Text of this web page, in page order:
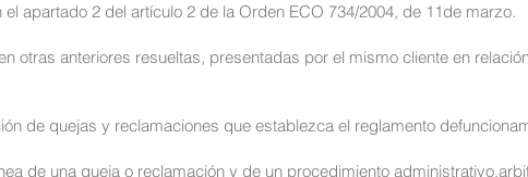
apartado 2 del artículo 2 de la Orden ECO 734/2004, de 11de marzo.
otras anteriores resueltas, presentadas por el mismo cliente en
de quejas y reclamaciones que establezca el reglamento
de una queja o reclamación y de un procedimiento